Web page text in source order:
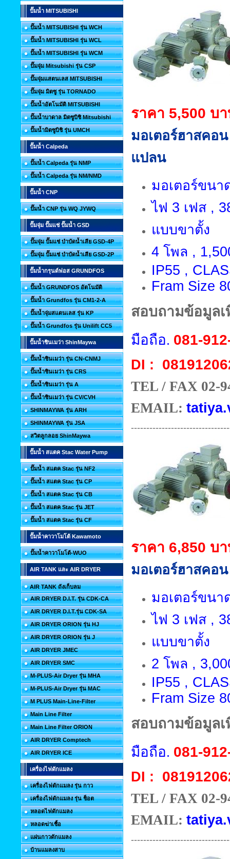
ปั๊มน้ำ MITSUBISHI
ปั๊มน้ำ MITSUBISHI รุ่น WCH
ปั๊มน้ำ MITSUBISHI รุ่น WCL
ปั๊มน้ำ MITSUBISHI รุ่น WCM
ปั๊มจุ่ม Mitsubishi รุ่น CSP
ปั๊มจุ่มแสตนเลส MITSUBISHI
ปั๊มจุ่ม มิตซู รุ่น TORNADO
ปั๊มน้ำอัตโนมัติ MITSUBISHI
ปั๊มน้ำบาดาล มิตซูบิชิ Mitsubishi
ปั๊มน้ำมิตซูบิชิ รุ่น UMCH
ปั๊มน้ำ Calpeda
ปั๊มน้ำ Calpeda รุ่น NMP
ปั๊มน้ำ Calpeda รุ่น NM/NMD
ปั๊มน้ำ CNP
ปั๊มน้ำ CNP รุ่น WQ JYWQ
ปั๊มจุ่ม ปั๊มแช่ ปั๊มน้ำ GSD
ปั๊มจุ่ม ปั๊มแช่ บำบัดน้ำเสีย GSD-4P
ปั๊มจุ่ม ปั๊มแช่ บำบัดน้ำเสีย GSD-2P
ปั๊มน้ำกรุนด์ฟอส GRUNDFOS
ปั๊มน้ำ GRUNDFOS อัตโนมัติ
ปั๊มน้ำ Grundfos รุ่น CM1-2-A
ปั๊มน้ำจุ่มสแตนเลส รุ่น KP
ปั๊มน้ำ Grundfos รุ่น Unilift CC5
ปั๊มน้ำชินเมว่า ShinMaywa
ปั๊มน้ำชินเมว่า รุ่น CN-CNMJ
ปั๊มน้ำชินเมว่า รุ่น CRS
ปั๊มน้ำชินเมว่า รุ่น A
ปั๊มน้ำชินเมว่า รุ่น CV/CVH
SHINMAYWA รุ่น ARH
SHINMAYWA รุ่น JSA
สวิตลูกลอย ShinMaywa
ปั๊มน้ำ สแตค Stac Water Pump
ปั๊มน้ำ สแตค Stac รุ่น NF2
ปั๊มน้ำ สแตค Stac รุ่น CP
ปั๊มน้ำ สแตค Stac รุ่น CB
ปั๊มน้ำ สแตค Stac รุ่น JET
ปั๊มน้ำ สแตค Stac รุ่น CF
ปั๊มน้ำคาวาโมโต้ Kawamoto
ปั๊มน้ำคาวาโมโต้-WUO
AIR TANK และ AIR DRYER
AIR TANK ถังเก็บลม
AIR DRYER D.I.T. รุ่น CDK-CA
AIR DRYER D.I.T.รุ่น CDK-SA
AIR DRYER ORION รุ่น HJ
AIR DRYER ORION รุ่น J
AIR DRYER JMEC
AIR DRYER SMC
M-PLUS-Air Dryer รุ่น MHA
M-PLUS-Air Dryer รุ่น MAC
M PLUS Main-Line-Filter
Main Line Filter
Main Line Filter ORION
AIR DRYER Comptech
AIR DRYER ICE
เครื่องไฟดักแมลง
เครื่องไฟดักแมลง รุ่น กาว
เครื่องไฟดักแมลง รุ่น ช็อต
หลอดไฟดักแมลง
หลอดฆ่าเชื้อ
แผ่นกาวดักแมลง
บ้านแมลงสาบ
ราคา 5,500 บ
มอเตอร์ฮาสคอ
แปลน
มอเตอร์ขนา
ไฟ 3 เฟส ,
แบบขาตั้ง
4 โพล ,
IP55 ,
Fram Size
สอบถามข้อมูลเ
มือถือ. 081-
DI :
TEL / FAX 02-
EMAIL: tatiya.
ราคา 6,850 บ
มอเตอร์ฮาสคอ
มอเตอร์ขนา
ไฟ 3 เฟส ,
แบบขาตั้ง
2 โพล ,
IP55 ,
Fram Size
สอบถามข้อมูลเ
มือถือ. 081-
DI :
TEL / FAX 02-
EMAIL: tatiya.